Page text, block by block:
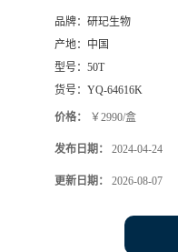
品牌： 研玘生物
产地： 中国
型号： 50T
货号： YQ-64616K
价格： ￥2990/盒
发布日期： 2024-04-24
更新日期： 2026-08-07